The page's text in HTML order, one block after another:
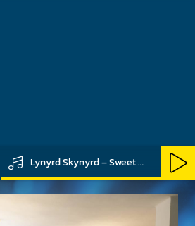
Lynyrd Skynyrd – Sweet Home Alabama